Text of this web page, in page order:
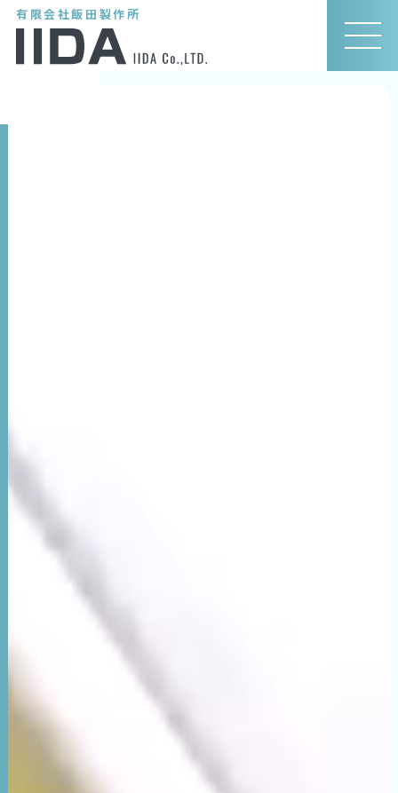
有限会社飯田製作所
MEN
U